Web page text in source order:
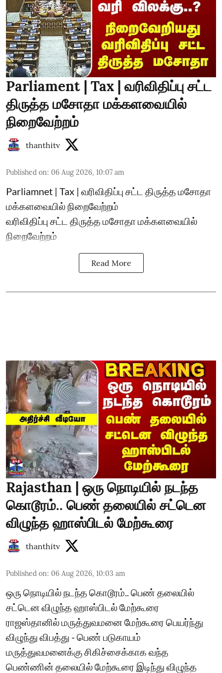
Parliament | Tax | வரிவிதிப்பு சட்ட
திருத்த மசோதா மக்களவையில்
நிறைவேற்றம்
thanthitv
Published on: 06 Aug 2026, 10:07 am
Parliamnet | Tax | வரிவிதிப்பு சட்ட திருத்த மசோதா
மக்களவையில் நிறைவேற்றம்
வரிவிதிப்பு சட்ட திருத்த மசோதா மக்களவையில்
நிறைவேற்றம்
Read More
Rajasthan | ஒரு நொடியில் நடந்த
கொடூரம்.. பெண் தலையில் சட்டென
விழுந்த ஹாஸ்பிடல் மேற்கூரை
thanthitv
Published on: 06 Aug 2026, 10:03 am
ஒரு நொடியில் நடந்த கொடூரம்.. பெண் தலையில்
சட்டென விழுந்த ஹாஸ்பிடல் மேற்கூரை
ராஜஸ்தானில் மருத்துவமனை மேற்கூரை பெயர்ந்து
விழுந்து விபத்து - பெண் படுகாயம்
மருத்துவமனைக்கு சிகிச்சைக்காக வந்த
பெண்ணின் தலையில் மேற்கூரை இடிந்து விழுந்த